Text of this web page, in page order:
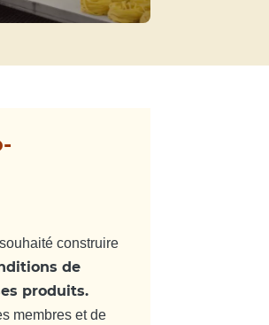
construire
de
produits.
membres et de